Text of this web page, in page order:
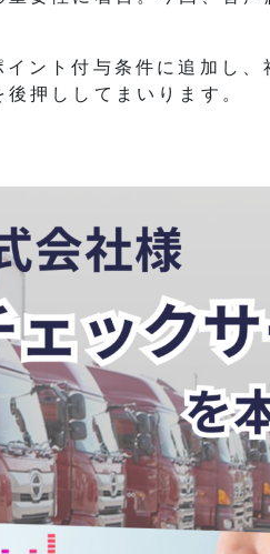
ント付与条件に追加し、
押ししてまいります。